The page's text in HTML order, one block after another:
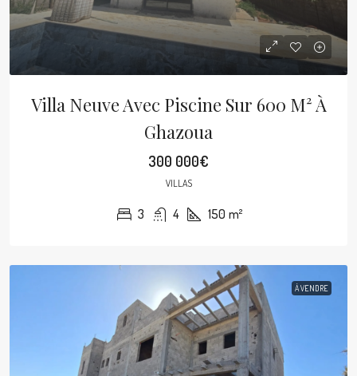
Villa Neuve Avec Piscine Sur 600 M² À
Ghazoua
300 000€
VILLAS
3 4 150 m²
À VENDRE